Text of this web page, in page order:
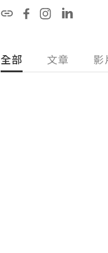
全部 文章 影